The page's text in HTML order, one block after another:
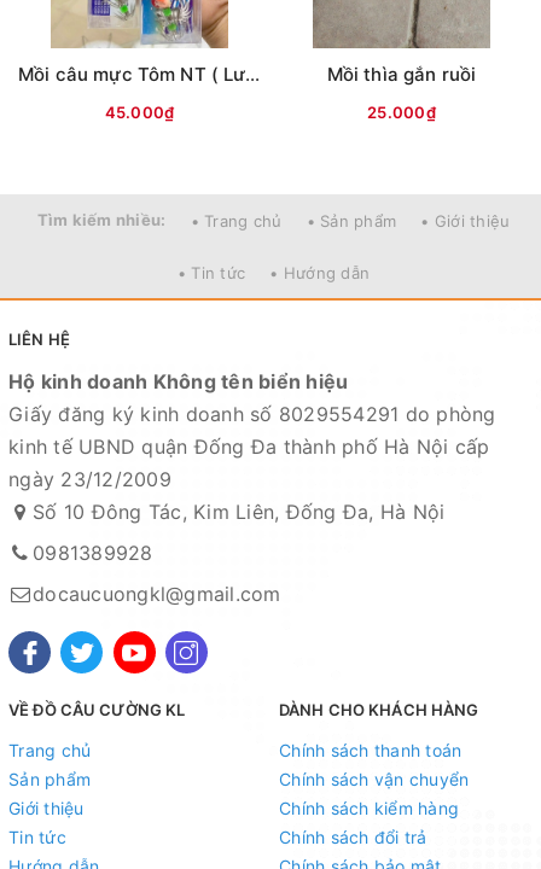
Mồi câu mực Tôm NT ( Lưng vằn )
45.000₫
Mồi thìa gắn ruồi
25.000₫
Tìm kiếm nhiều: • Trang chủ • Sản phẩm • Giới thiệu
• Tin tức • Hướng dẫn
LIÊN HỆ
Hộ kinh doanh Không tên biển hiệu
Giấy đăng ký kinh doanh số 8029554291 do phòng
kinh tế UBND quận Đống Đa thành phố Hà Nội cấp
ngày 23/12/2009
Số 10 Đông Tác, Kim Liên, Đống Đa, Hà Nội
0981389928
docaucuongkl@gmail.com
VỀ ĐỒ CÂU CƯỜNG KL
Trang chủ
Sản phẩm
Giới thiệu
Tin tức
DÀNH CHO KHÁCH HÀNG
Chính sách thanh toán
Chính sách vận chuyển
Chính sách kiểm hàng
Chính sách đổi trả